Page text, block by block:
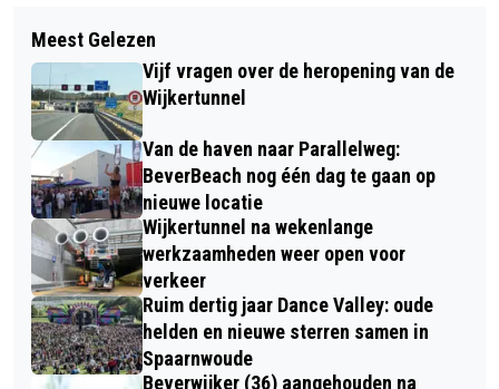
VERMISTE EN GEVONDEN DIEREN
DIERENAMBULANCE KENNEMERLAND
EN AMIVEDI 4/11/2024
BIBLIOTHEEK IJMOND NOORD
BEHAALT GOUDEN CERTIFICAAT
DUURZAAM GASTVRIJ
Meest Gelezen
Vijf vragen over de heropening van de
Wijkertunnel
Van de haven naar Parallelweg:
BeverBeach nog één dag te gaan op
nieuwe locatie
Wijkertunnel na wekenlange
werkzaamheden weer open voor
verkeer
Ruim dertig jaar Dance Valley: oude
helden en nieuwe sterren samen in
Spaarnwoude
Beverwijker (36) aangehouden na